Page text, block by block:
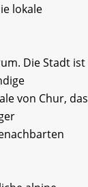
lokale
Die Stadt ist
von Chur, das